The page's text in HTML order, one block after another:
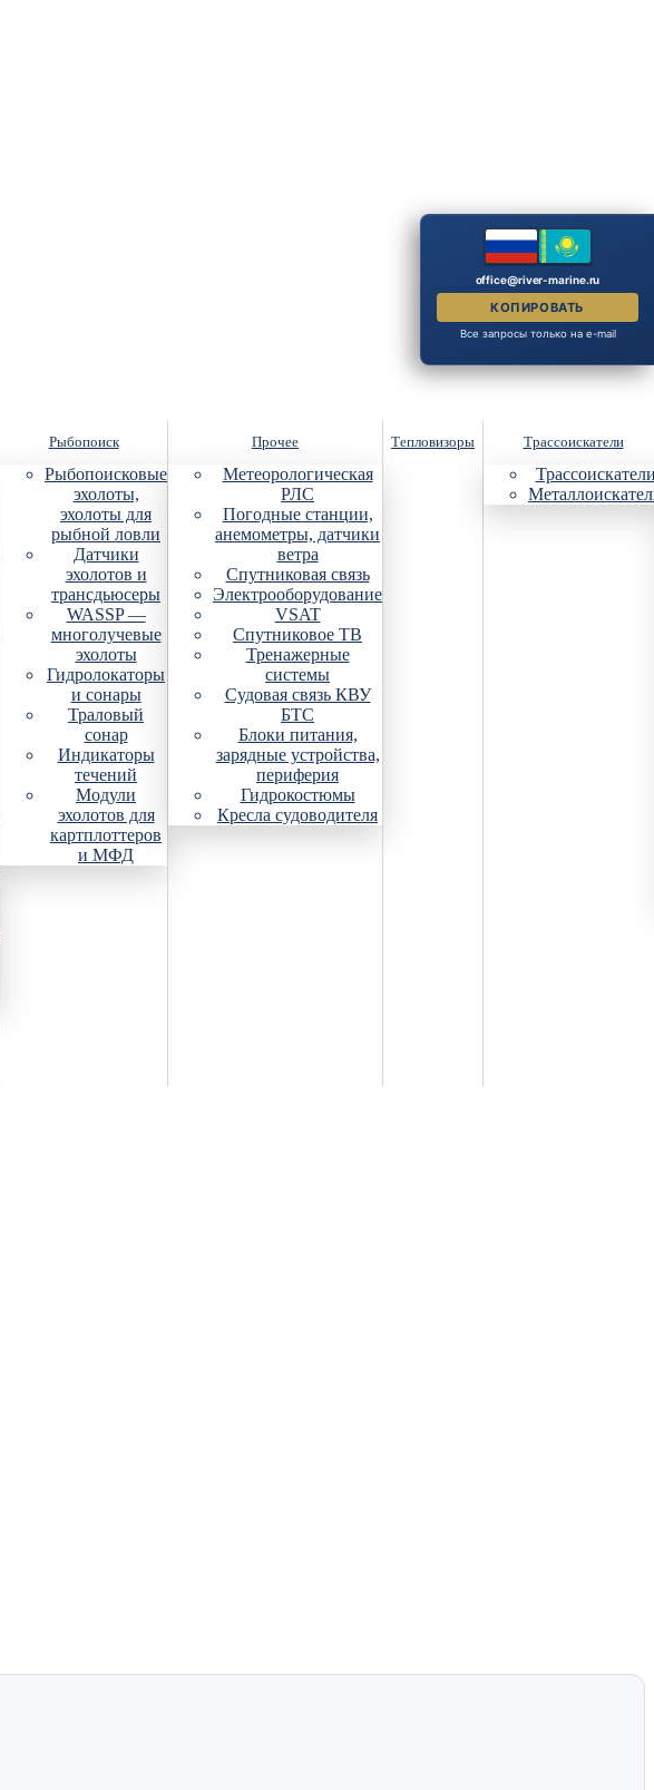
Рыбопоиск
Рыбопоисковые
эхолоты,
эхолоты для
рыбной ловли
Датчики
эхолотов и
трансдьюсеры
WASSP —
многолучевые
эхолоты
Гидролокаторы
и сонары
Траловый
сонар
Индикаторы
течений
Модули
эхолотов для
картплоттеров
и МФД
Прочее
Метеорологическая
РЛС
Погодные станции,
анемометры, датчики
ветра
Спутниковая связь
Электрооборудование
VSAT
Спутниковое ТВ
Тренажерные
системы
Судовая связь КВУ
БТС
Блоки питания,
зарядные устройства,
периферия
Гидрокостюмы
Кресла судоводителя
Тепловизоры Трассоискатели
office@river-marine.ru
КОПИРОВАТЬ
Все запросы только на e-mail